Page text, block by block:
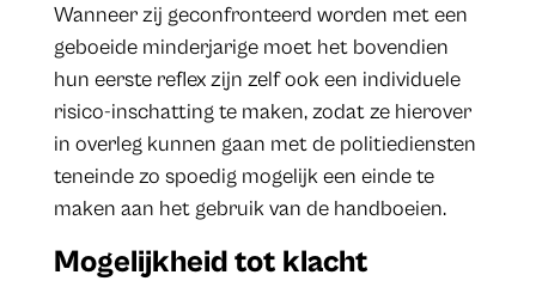
Wanneer zij geconfronteerd worden met een
geboeide minderjarige moet het bovendien
hun eerste reflex zijn zelf ook een individuele
risico-inschatting te maken, zodat ze hierover
in overleg kunnen gaan met de politiediensten
teneinde zo spoedig mogelijk een einde te
maken aan het gebruik van de handboeien.
Mogelijkheid tot klacht